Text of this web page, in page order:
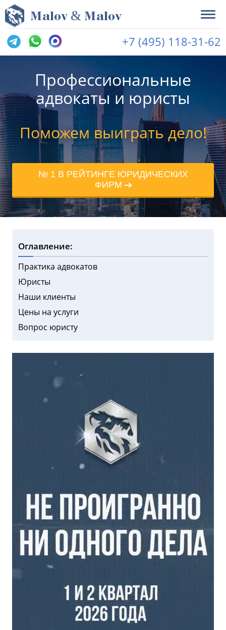
Malov & Malov
+7 (495) 118-31-62
Профессиональные
адвокаты и юристы
Поможем выиграть дело!
№ 1 В РЕЙТИНГЕ ЮРИДИЧЕСКИХ
ФИРМ
Оглавление:
Практика адвокатов
Юристы
Наши клиенты
Цены на услуги
Вопрос юристу